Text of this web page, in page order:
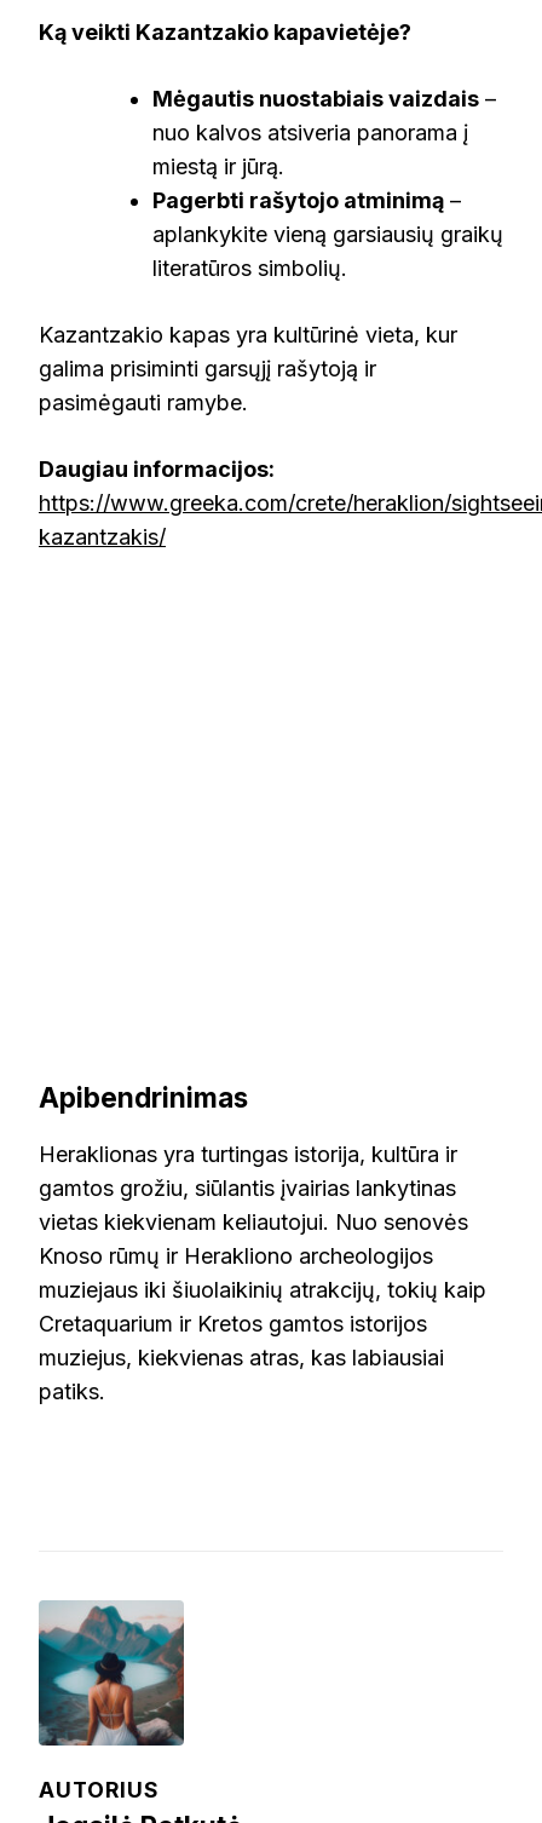
Ką veikti Kazantzakio kapavietėje?
Mėgautis nuostabiais vaizdais –
nuo kalvos atsiveria panorama į
miestą ir jūrą.
Pagerbti rašytojo atminimą –
aplankykite vieną garsiausių graikų
literatūros simbolių.
Kazantzakio kapas yra kultūrinė vieta, kur
galima prisiminti garsųjį rašytoją ir
pasimėgauti ramybe.
Daugiau informacijos:
https://www.greeka.com/crete/heraklion/
kazantzakis/
Apibendrinimas
Heraklionas yra turtingas istorija, kultūra ir
gamtos grožiu, siūlantis įvairias lankytinas
vietas kiekvienam keliautojui. Nuo senovės
Knoso rūmų ir Herakliono archeologijos
muziejaus iki šiuolaikinių atrakcijų, tokių kaip
Cretaquarium ir Kretos gamtos istorijos
muziejus, kiekvienas atras, kas labiausiai
patiks.
AUTORIUS